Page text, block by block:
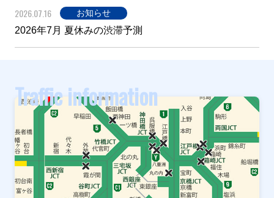
2026.07.16 お知らせ
2026年7月 夏休みの渋滞予測
Traffic information